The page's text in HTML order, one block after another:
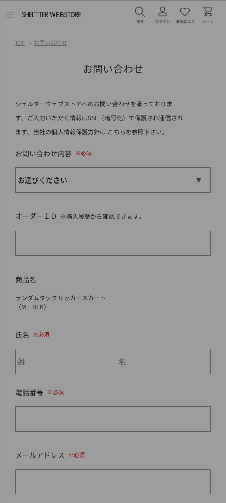
メ
TOP > お問い合わせ
お問い合わせ
シェルターウェブストアへのお問い合わせを承っておりま
す。ご入力いただく情報はSSL（暗号化）で保護され通信され
ます。当社の個人情報保護方針は こちらを参照下さい。
お問い合わせ内容
オーダーＩＤ ※購入履歴から確認できます。
商品名
ランダムタックサッカースカート
（M BLK）
氏名
電話番号
メールアドレス